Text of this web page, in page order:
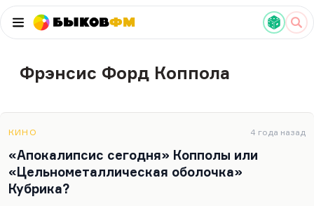
БыковФМ
Фрэнсис Форд Коппола
КИНО 4 года назад
«Апокалипсис сегодня» Копполы или
«Цельнометаллическая оболочка»
Кубрика?